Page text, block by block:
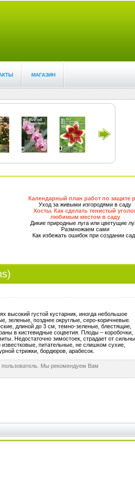
МАГАЗИН
Календарный план работ по защите
Уход за живыми изгородями в саду
Хосты. Как сделать тенистый
любимым местом в саду
Дикие природные луга или цветущие
Размножаем сами
Как избежать ошибок при создании
высокий густой кустарник, иногда небольшое
зеленые, позднее округлые, серо-коричневые.
длиной до 3 см, темно-зеленые, блестящие,
в кистевидные соцветия. Плоды – коробочки,
Недостаточно зимостоек, страдает от
питательные, не слишком сухие,
стрижки, бордюров, арабесок.
пользователь. Мы рекомендуем Вам